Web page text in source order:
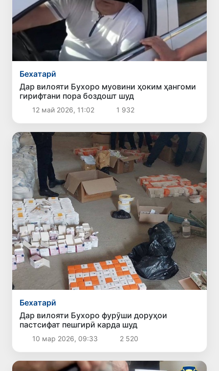
Бехатарӣ
Дар вилояти Бухоро муовини ҳоким ҳангоми
гирифтани пора боздошт шуд
12 май 2026, 11:02 1 932
Бехатарӣ
Дар вилояти Бухоро фурӯши доруҳои
пастсифат пешгирӣ карда шуд
10 мар 2026, 09:33 2 520